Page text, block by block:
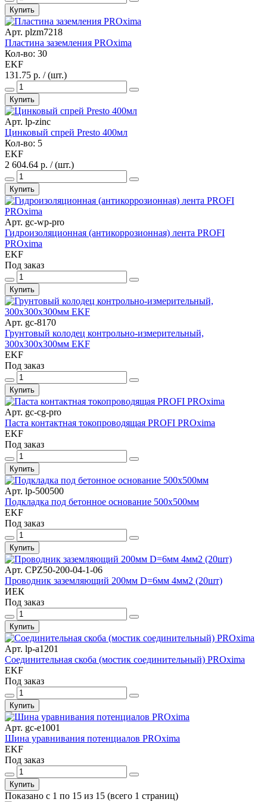
Купить
Арт. plzm7218
Пластина заземления PROxima
Кол-во: 30
EKF
131.75 р. / (шт.)
Купить
Арт. lp-zinc
Цинковый спрей Presto 400мл
Кол-во: 5
EKF
2 604.64 р. / (шт.)
Купить
Арт. gc-wp-pro
Гидроизоляционная (антикоррозионная) лента PROFI
PROxima
EKF
Под заказ
Купить
Арт. gc-8170
Грунтовый колодец контрольно-измерительный,
300x300x300мм EKF
EKF
Под заказ
Купить
Арт. gc-cg-pro
Паста контактная токопроводящая PROFI PROxima
EKF
Под заказ
Купить
Арт. lp-500500
Подкладка под бетонное основание 500х500мм
EKF
Под заказ
Купить
Арт. CPZ50-200-04-1-06
Проводник заземляющий 200мм D=6мм 4мм2 (20шт)
ИЕК
Под заказ
Купить
Арт. lp-a1201
Соединительная скоба (мостик соединительный) PROxima
EKF
Под заказ
Купить
Арт. gc-e1001
Шина уравнивания потенциалов PROxima
EKF
Под заказ
Купить
Показано с 1 по 15 из 15 (всего 1 страниц)